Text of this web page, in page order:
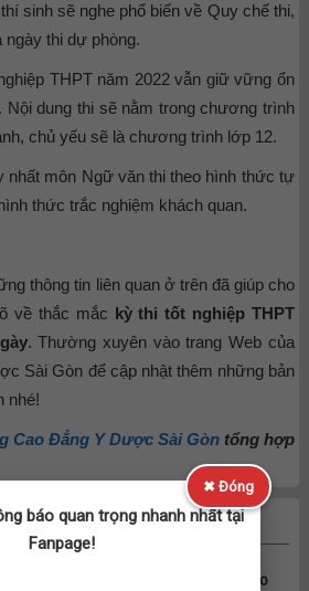
sinh sẽ nghe phổ biến về Quy chế thi,
ngày thi dự phòng.
THPT năm 2022 vẫn giữ vững ổn
Nội dung thi sẽ nằm trong chương trình
chủ yếu sẽ là chương trình lớp 12.
nhất môn Ngữ văn thi theo hình thức tự
thức trắc nghiệm khách quan.
thông tin liên quan ở trên đã giúp cho
về thắc mắc kỳ thi tốt nghiệp THPT
. Thường xuyên vào trang Web của
Sài Gòn để cập nhật thêm những bản
nhé!
Cao Đẳng Y Dược Sài Gòntổng hợp
hiểu học lực khá nên chọn ngành nào
✖ Đóng
báo quan trọng nhanh nhất tại
Fanpage!